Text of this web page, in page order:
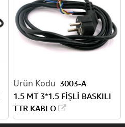
3003-A
1.5 MT 3*1.5 FİŞLİ BASKILI
TTR KABLO